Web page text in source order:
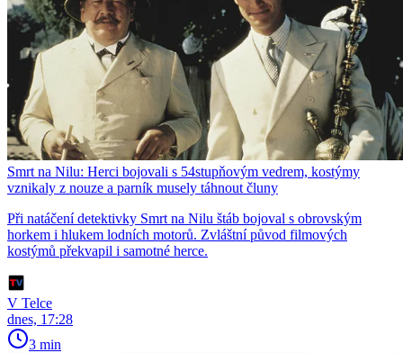
Smrt na Nilu: Herci bojovali s 54stupňovým vedrem, kostýmy
vznikaly z nouze a parník musely táhnout čluny
Při natáčení detektivky Smrt na Nilu štáb bojoval s obrovským
horkem i hlukem lodních motorů. Zvláštní původ filmových
kostýmů překvapil i samotné herce.
V Telce
dnes, 17:28
3 min